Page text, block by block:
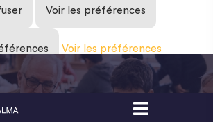
Voir les préférences
Voir les préférences